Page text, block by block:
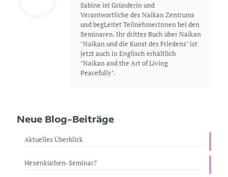
Sabine ist Gründerin und
Verantwortliche des Naikan Zentrums
und begLeitet TeilnehmerInnen bei den
Seminaren. Ihr drittes Buch über Naikan
"Naikan und die Kunst des Friedens" ist
jetzt auch in Englisch erhältlich
"Naikan and the Art of Living
Peacefully".
Neue Blog-Beiträge
Aktuelles Überblick
Hexenküchen-Seminar?